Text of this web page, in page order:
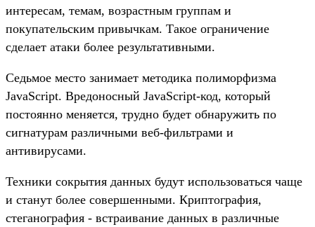
интересам, темам, возрастным группам и
покупательским привычкам. Такое ограничение
сделает атаки более результативными.
Седьмое место занимает методика полиморфизма
JavaScript. Вредоносный JavaScript-код, который
постоянно меняется, трудно будет обнаружить по
сигнатурам различными веб-фильтрами и
антивирусами.
Техники сокрытия данных будут использоваться чаще
и станут более совершенными. Криптография,
стеганография - встраивание данных в различные